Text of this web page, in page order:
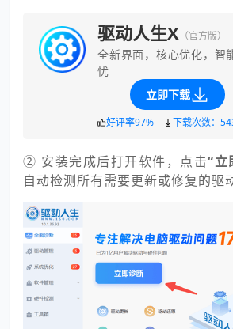
驱动人生X （官方版）
全新界面，核心优化，智
忧
立即下载
好评率97% 下载次数：
② 安装完成后打开软件，点击“立
自动检测所有需要更新或修复的驱